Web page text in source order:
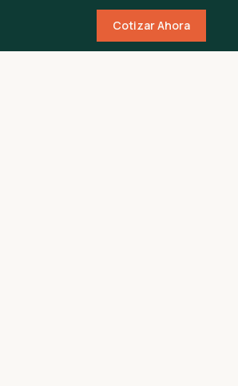
Cotizar Ahora